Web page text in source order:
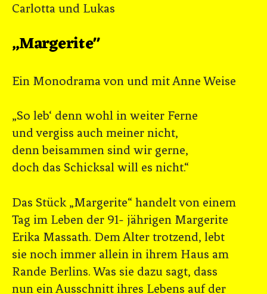
Carlotta und Lukas
„Margerite"
Ein Monodrama von und mit Anne Weise
„So leb‘ denn wohl in weiter Ferne
und vergiss auch meiner nicht,
denn beisammen sind wir gerne,
doch das Schicksal will es nicht.“
Das Stück „Margerite“ handelt von einem
Tag im Leben der 91- jährigen Margerite
Erika Massath. Dem Alter trotzend, lebt
sie noch immer allein in ihrem Haus am
Rande Berlins. Was sie dazu sagt, dass
nun ein Ausschnitt ihres Lebens auf der